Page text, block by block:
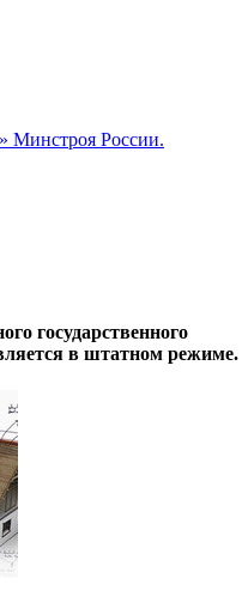
государственного
в штатном режиме.